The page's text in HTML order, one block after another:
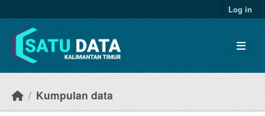
Log in
Kumpulan data